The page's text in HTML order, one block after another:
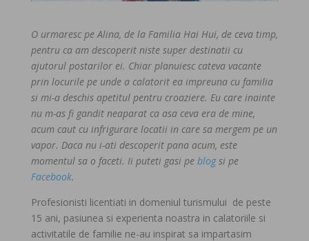
O urmaresc pe Alina, de la Familia Hai Hui, de ceva timp,
pentru ca am descoperit niste super destinatii cu
ajutorul postarilor ei. Chiar planuiesc cateva vacante
prin locurile pe unde a calatorit ea impreuna cu familia
si mi-a deschis apetitul pentru croaziere. Eu care inainte
nu m-as fi gandit neaparat ca asa ceva era de mine,
acum caut cu infrigurare locatii in care sa mergem pe un
vapor. Daca nu i-ati descoperit pana acum, este
momentul sa o faceti. Ii puteti gasi pe blogsi pe
Facebook.
Profesionisti licentiati in domeniul turismului de peste
15 ani, pasiunea si experienta noastra in calatoriile si
activitatile de familie ne-au inspirat sa impartasim